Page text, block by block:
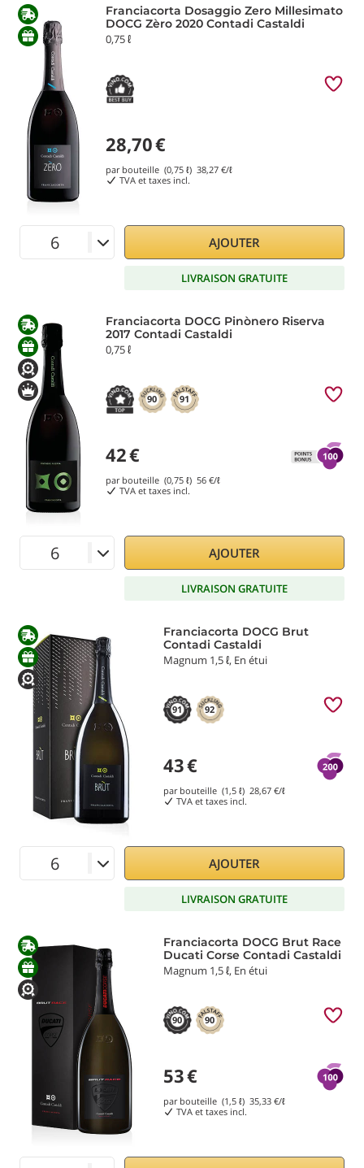
Franciacorta Dosaggio Zero Millesimato
DOCG Zèro 2020 Contadi Castaldi
0,75 ℓ
28,70€
par bouteille (0,75 ℓ) 38,27 €/ℓ
TVA et taxes incl.
AJOUTER
LIVRAISON GRATUITE
Franciacorta DOCG Pinònero Riserva
2017 Contadi Castaldi
0,75 ℓ
90 91
42€
par bouteille (0,75 ℓ) 56 €/ℓ
TVA et taxes incl.
AJOUTER
LIVRAISON GRATUITE
Franciacorta DOCG Brut
Contadi Castaldi
Magnum 1,5 ℓ, En étui
91 92
43€
par bouteille (1,5 ℓ) 28,67€/ℓ
TVA et taxes incl.
AJOUTER
LIVRAISON GRATUITE
Franciacorta DOCG Brut Race
Ducati Corse Contadi Castaldi
Magnum 1,5 ℓ, En étui
90 90
53€
par bouteille (1,5 ℓ) 35,33€/ℓ
TVA et taxes incl.